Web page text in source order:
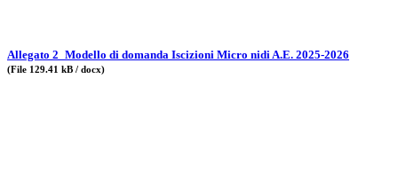
Allegato 2_Modello di domanda Iscizioni Micro nidi A.E. 2025-2026
(File 129.41 kB / docx)